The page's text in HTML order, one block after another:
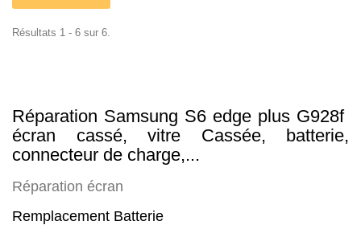
Résultats 1 - 6 sur 6.
Réparation Samsung S6 edge plus G928f
écran cassé, vitre Cassée, batterie,
connecteur de charge,...
Réparation écran
Remplacement Batterie